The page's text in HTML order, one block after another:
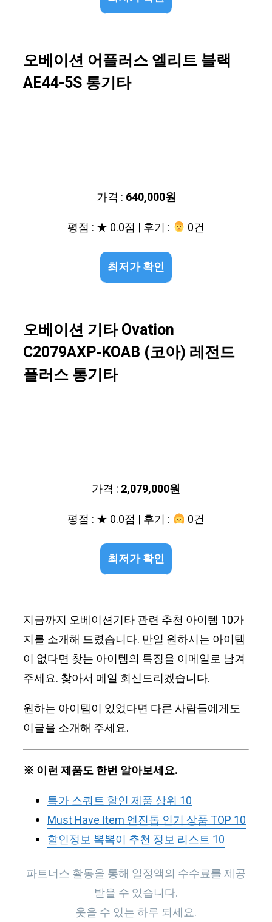
오베이션 어플러스 엘리트 블랙
AE44-5S 통기타
가격 : 640,000원
평점 : ★ 0.0점 | 후기 :
‍‍ 0건
최저가 확인
오베이션 기타 Ovation
C2079AXP-KOAB (코아) 레전드
플러스 통기타
가격 : 2,079,000원
평점 : ★ 0.0점 | 후기 :
0건
최저가 확인
지금까지 오베이션기타 관련 추천 아이템 10가
지를 소개해 드렸습니다. 만일 원하시는 아이템
이 없다면 찾는 아이템의 특징을 이메일로 남겨
주세요. 찾아서 메일 회신드리겠습니다.
원하는 아이템이 있었다면 다른 사람들에게도
이글을 소개해 주세요.
※ 이런 제품도 한번 알아보세요.
특가 스쿼트 할인 제품 상위 10
Must Have Item 엔진톱 인기 상품 TOP 10
할인정보 뽁뽁이 추천 정보 리스트 10
파트너스 활동을 통해 일정액의 수수료를 제공
받을 수 있습니다.
웃을 수 있는 하루 되세요.